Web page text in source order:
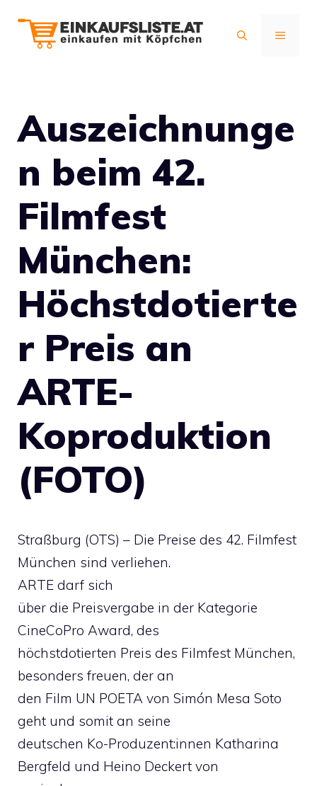
Inhalt
MENÜ
Auszeichnunge
n beim 42.
Filmfest
München:
Höchstdotierte
r Preis an
ARTE-
Koproduktion
(FOTO)
Straßburg (OTS) – Die Preise des 42. Filmfest
München sind verliehen.
ARTE darf sich
über die Preisvergabe in der Kategorie
CineCoPro Award, des
höchstdotierten Preis des Filmfest München,
besonders freuen, der an
den Film UN POETA von Simón Mesa Soto
geht und somit an seine
deutschen Ko-Produzent:innen Katharina
Bergfeld und Heino Deckert von